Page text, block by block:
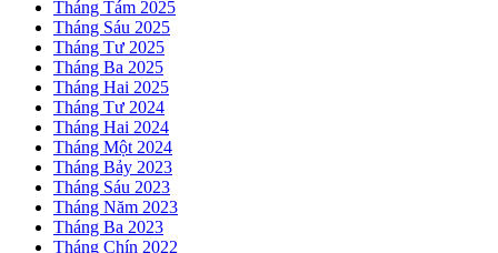
Tháng Tám 2025
Tháng Sáu 2025
Tháng Tư 2025
Tháng Ba 2025
Tháng Hai 2025
Tháng Tư 2024
Tháng Hai 2024
Tháng Một 2024
Tháng Bảy 2023
Tháng Sáu 2023
Tháng Năm 2023
Tháng Ba 2023
Tháng Chín 2022